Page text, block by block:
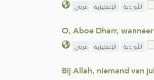
عربي الإنجليزية الأوردية
O, Aboe Dharr,
عربي الإنجليزية الأوردية
Bij Allah, niemand van